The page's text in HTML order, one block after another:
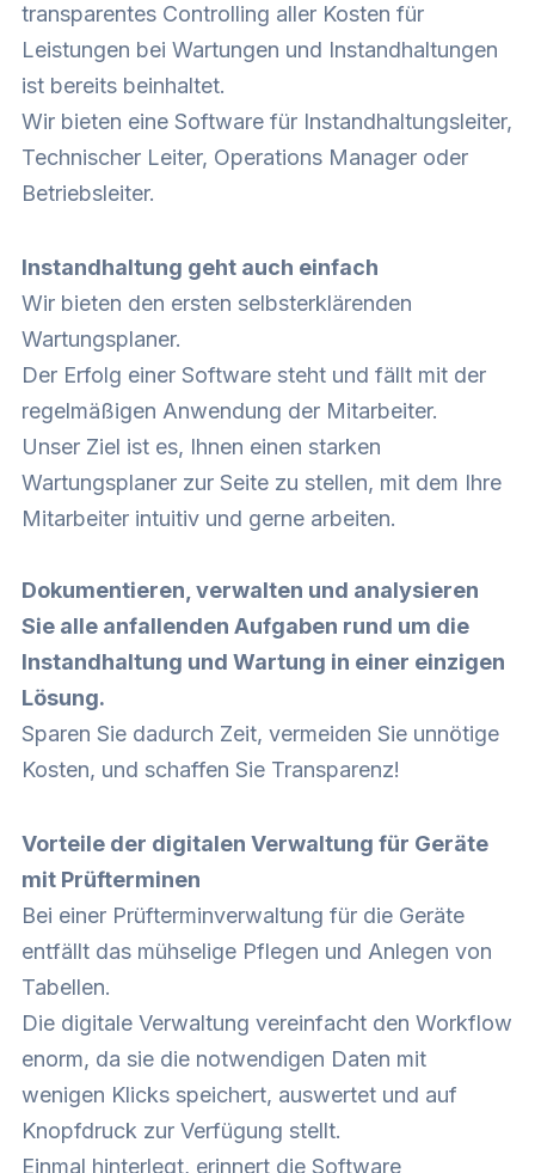
transparentes Controlling aller Kosten für
Leistungen bei Wartungen und Instandhaltungen
ist bereits beinhaltet.
Wir bieten eine Software für Instandhaltungsleiter,
Technischer Leiter, Operations Manager oder
Betriebsleiter.
Instandhaltung geht auch einfach
Wir bieten den ersten selbsterklärenden
Wartungsplaner.
Der Erfolg einer Software steht und fällt mit der
regelmäßigen Anwendung der Mitarbeiter.
Unser Ziel ist es, Ihnen einen starken
Wartungsplaner zur Seite zu stellen, mit dem Ihre
Mitarbeiter intuitiv und gerne arbeiten.
Dokumentieren, verwalten und analysieren
Sie alle anfallenden Aufgaben rund um die
Instandhaltung und Wartung in einer einzigen
Lösung.
Sparen Sie dadurch Zeit, vermeiden Sie unnötige
Kosten, und schaffen Sie Transparenz!
Vorteile der digitalen Verwaltung für Geräte
mit Prüfterminen
Bei einer Prüfterminverwaltung für die Geräte
entfällt das mühselige Pflegen und Anlegen von
Tabellen.
Die digitale Verwaltung vereinfacht den Workflow
enorm, da sie die notwendigen Daten mit
wenigen Klicks speichert, auswertet und auf
Knopfdruck zur Verfügung stellt.
Einmal hinterlegt, erinnert die Software